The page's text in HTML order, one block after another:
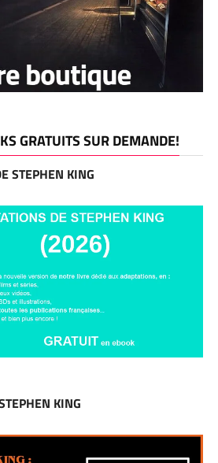
GRATUITS SUR DEMANDE!
STEPHEN KING
KING